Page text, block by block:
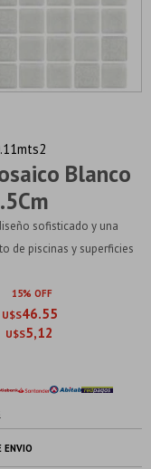
Blanco
sofisticado y una
de piscinas y superficies
15
U$S46.55
U$S5,12
ENVIO